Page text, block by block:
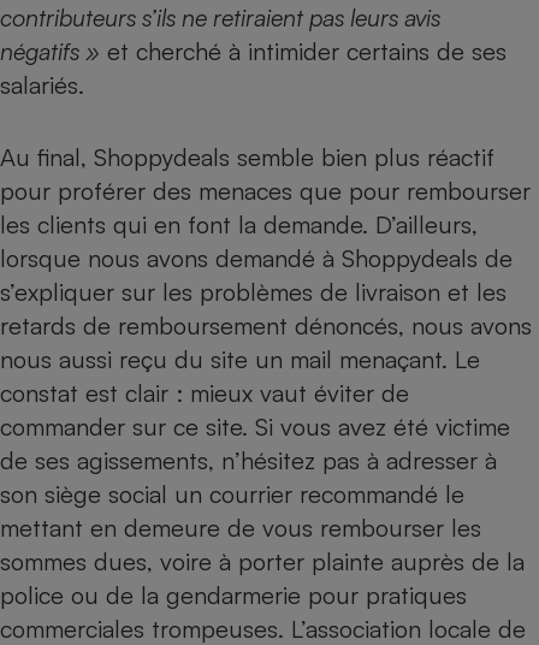
contributeurs s’ils ne retiraient pas leurs avis
négatifs » et cherché à intimider certains de ses
salariés.
Au final, Shoppydeals semble bien plus réactif
pour proférer des menaces que pour rembourser
les clients qui en font la demande. D’ailleurs,
lorsque nous avons demandé à Shoppydeals de
s’expliquer sur les problèmes de livraison et les
retards de remboursement dénoncés, nous avons
nous aussi reçu du site un mail menaçant. Le
constat est clair : mieux vaut éviter de
commander sur ce site. Si vous avez été victime
de ses agissements, n’hésitez pas à adresser à
son siège social un courrier recommandé le
mettant en demeure de vous rembourser les
sommes dues, voire à porter plainte auprès de la
police ou de la gendarmerie pour pratiques
commerciales trompeuses. L’association locale de